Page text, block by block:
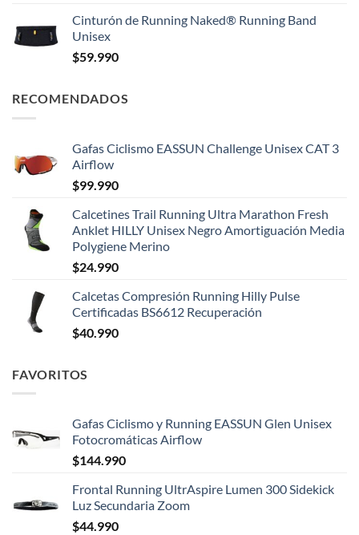
Cinturón de Running Naked® Running Band
Unisex
$59.990
RECOMENDADOS
Gafas Ciclismo EASSUN Challenge Unisex CAT 3
Airflow
$99.990
Calcetines Trail Running Ultra Marathon Fresh
Anklet HILLY Unisex Negro Amortiguación Media
Polygiene Merino
$24.990
Calcetas Compresión Running Hilly Pulse
Certificadas BS6612 Recuperación
$40.990
FAVORITOS
Gafas Ciclismo y Running EASSUN Glen Unisex
Fotocromáticas Airflow
$144.990
Frontal Running UltrAspire Lumen 300 Sidekick
Luz Secundaria Zoom
$44.990